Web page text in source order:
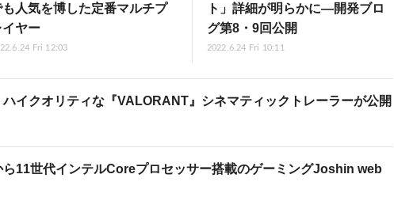
も人気を博した定番マルチプ
イヤー
Fri 12:03
ト」詳細が明らかに―開発ブロ
グ第8・9回公開
2022.6.24 Fri 10:11
イクオリティな『VALORANT』シネマティックトレーラーが公開
11世代インテルCoreプロセッサー搭載のゲーミングJoshin web